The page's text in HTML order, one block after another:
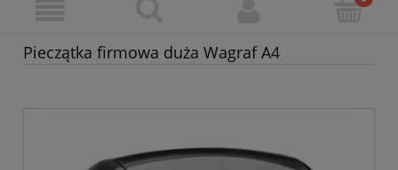
Pieczątka firmowa duża Wagraf A4